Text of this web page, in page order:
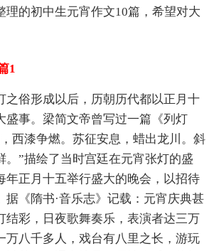
理的初中生元宵作文10篇，希望对大
1
之俗形成以后，历朝历代都以正月十
盛事。梁简文帝曾写过一篇《列灯
西漆争燃。苏征安息，蜡出龙川。斜
。”描绘了当时宫廷在元宵张灯的盛
年正月十五举行盛大的晚会，以招待
据《隋书·音乐志》记载：元宵庆典甚
结彩，日夜歌舞奏乐，表演者达三万
万八千多人，戏台有八里之长，游玩